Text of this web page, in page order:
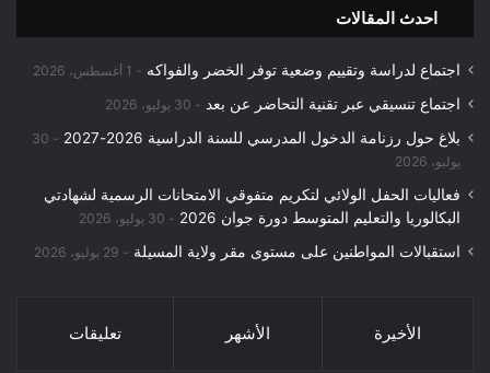
احدث المقالات
اجتماع لدراسة وتقييم وضعية توفر الخضر والفواكه 1 أغسطس، 2026
اجتماع تنسيقي عبر تقنية التحاضر عن بعد 30 يوليو، 2026
بلاغ حول رزنامة الدخول المدرسي للسنة الدراسية 2026-2027
30
يوليو، 2026
فعاليات الحفل الولائي لتكريم متفوقي الامتحانات الرسمية لشهادتي
البكالوريا والتعليم المتوسط دورة جوان 2026
30 يوليو، 2026
استقبالات المواطنين على مستوى مقر ولاية المسيلة 29 يوليو، 2026
الأخيرة الأشهر تعليقات